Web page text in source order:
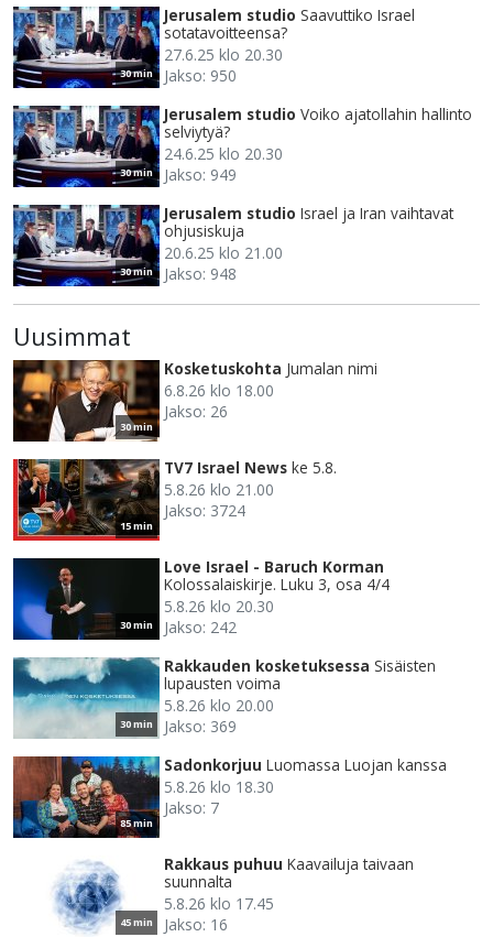
30 min
Jerusalem studio Saavuttiko Israel
sotatavoitteensa?
27.6.25 klo 20.30
Jakso: 950
30 min
Jerusalem studio Voiko ajatollahin hallinto
selviytyä?
24.6.25 klo 20.30
Jakso: 949
30 min
Jerusalem studio Israel ja Iran vaihtavat
ohjusiskuja
20.6.25 klo 21.00
Jakso: 948
Uusimmat
30 min
Kosketuskohta Jumalan nimi
6.8.26 klo 18.00
Jakso: 26
15 min
TV7 Israel News ke 5.8.
5.8.26 klo 21.00
Jakso: 3724
30 min
Love Israel - Baruch Korman
Kolossalaiskirje. Luku 3, osa 4/4
5.8.26 klo 20.30
Jakso: 242
30 min
Rakkauden kosketuksessa Sisäisten
lupausten voima
5.8.26 klo 20.00
Jakso: 369
85 min
Sadonkorjuu Luomassa Luojan kanssa
5.8.26 klo 18.30
Jakso: 7
45 min
Rakkaus puhuu Kaavailuja taivaan
suunnalta
5.8.26 klo 17.45
Jakso: 16